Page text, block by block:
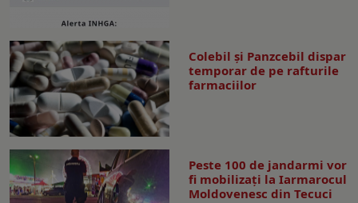
Colebil și Panzcebil dispar
temporar de pe rafturile
farmaciilor
Peste 100 de jandarmi vor
fi mobilizați la Iarmarocul
Moldovenesc din Tecuci